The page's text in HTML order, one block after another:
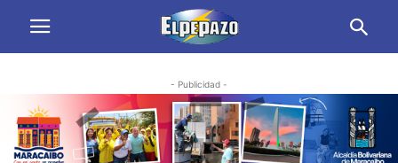
- Publicidad -